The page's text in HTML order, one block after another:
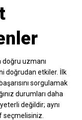
doğru uzmanı
doğrudan etkiler. İlk
sorgulamak
durumları daha
değildir; aynı